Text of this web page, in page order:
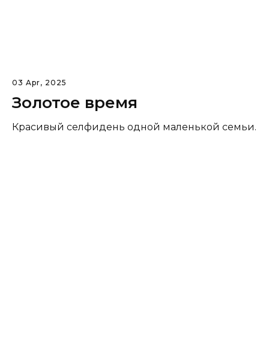
03 Apr, 2025
Золотое время
Красивый селфидень одной маленькой семьи.